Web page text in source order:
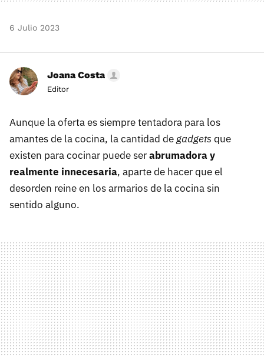
6 Julio 2023
Joana Costa
Editor
Aunque la oferta es siempre tentadora para los
amantes de la cocina, la cantidad degadgetsque
existen para cocinar puede serabrumadora y
realmente innecesaria, aparte de hacer que el
desorden reine en los armarios de la cocina sin
sentido alguno.